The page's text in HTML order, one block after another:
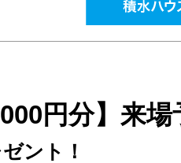
円分】来
ント！